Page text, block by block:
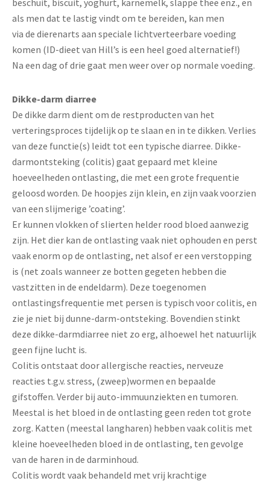
beschuit, biscuit, yoghurt, karnemelk, slappe thee enz., en
als men dat te lastig vindt om te bereiden, kan men
via de dierenarts aan speciale lichtverteerbare voeding
komen (ID-dieet van Hill’s is een heel goed alternatief!)
Na een dag of drie gaat men weer over op normale voeding.
Dikke-darm diarree
De dikke darm dient om de restproducten van het
verteringsproces tijdelijk op te slaan en in te dikken. Verlies
van deze functie(s) leidt tot een typische diarree. Dikke-
darmontsteking (colitis) gaat gepaard met kleine
hoeveelheden ontlasting, die met een grote frequentie
geloosd worden. De hoopjes zijn klein, en zijn vaak voorzien
van een slijmerige ’coating’.
Er kunnen vlokken of slierten helder rood bloed aanwezig
zijn. Het dier kan de ontlasting vaak niet ophouden en perst
vaak enorm op de ontlasting, net alsof er een verstopping
is (net zoals wanneer ze botten gegeten hebben die
vastzitten in de endeldarm). Deze toegenomen
ontlastingsfrequentie met persen is typisch voor colitis, en
zie je niet bij dunne-darm-ontsteking. Bovendien stinkt
deze dikke-darmdiarree niet zo erg, alhoewel het natuurlijk
geen fijne lucht is.
Colitis ontstaat door allergische reacties, nerveuze
reacties t.g.v. stress, (zweep)wormen en bepaalde
gifstoffen. Verder bij auto-immuunziekten en tumoren.
Meestal is het bloed in de ontlasting geen reden tot grote
zorg. Katten (meestal langharen) hebben vaak colitis met
kleine hoeveelheden bloed in de ontlasting, ten gevolge
van de haren in de darminhoud.
Colitis wordt vaak behandeld met vrij krachtige